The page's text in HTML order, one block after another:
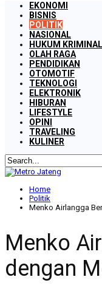
EKONOMI
BISNIS
POLITIK
NASIONAL
HUKUM KRIMINAL
OLAH RAGA
PENDIDIKAN
OTOMOTIF
TEKNOLOGI
ELEKTRONIK
HIBURAN
LIFESTYLE
OPINI
TRAVELING
KULINER
Home
Politik
Menko Airlangga
Menko
dengan